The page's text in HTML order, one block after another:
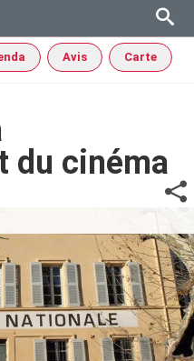
Avis Carte
du cinéma